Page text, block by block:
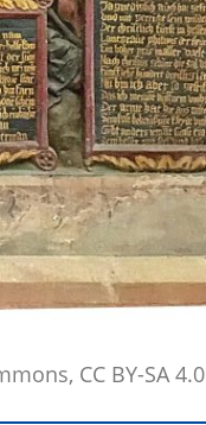
CC BY-SA 4.0